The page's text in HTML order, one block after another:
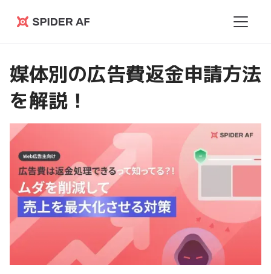
Spider
媒体別の広告費返金申請方法
を解説！